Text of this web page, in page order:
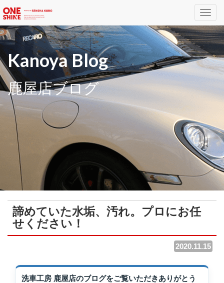
Kanoya Blog
鹿屋店ブログ
諦めていた水垢、汚れ。プロにお任
せください！
2020.11.15
洗車工房 鹿屋店のブログをご覧いただきありがとう